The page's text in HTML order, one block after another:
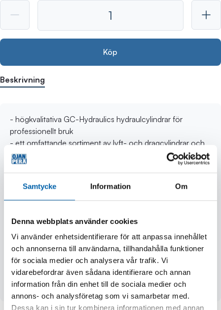
Samtycke Information Om
Denna webbplats använder cookies
Vi använder enhetsidentifierare för att anpassa innehållet
och annonserna till användarna, tillhandahålla funktioner
för sociala medier och analysera vår trafik. Vi
vidarebefordrar även sådana identifierare och annan
information från din enhet till de sociala medier och
annons- och analysföretag som vi samarbetar med.
Dessa kan i sin tur kombinera informationen med annan
Köp
Beskrivning
- högkvalitativa GC-Hydraulics hydraulcylindrar för
professionellt bruk
- ett omfattande sortiment av lyft- och dragcylindrar och
tillbehör
- låg lyftcylinder i S-serien för mycket trånga utrymmen
- hål i cylinderkroppen för säker fastsättning
- enkelverkande
- lyftkapacitet 30,9 ton
- lyftkraft 303,3 kN
- slaglängd 13 mm
- A 60 mm, B 73 mm, D 115 mm, E 75 mm, F 57,2 mm
- oljevolym 57 cm³
- vikt 4,2 kg